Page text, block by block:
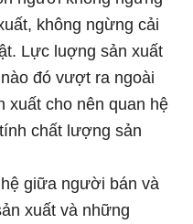
không ngừng cải
Lực luợng sản xuất
đó vượt ra ngoài
xuất cho nên quan hệ
chất lượng sản
giữa người bán và
xuất và những